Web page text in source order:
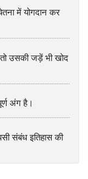
में योगदान कर
उसकी जड़ें भी खोद
अंग है।
संबंध इतिहास की